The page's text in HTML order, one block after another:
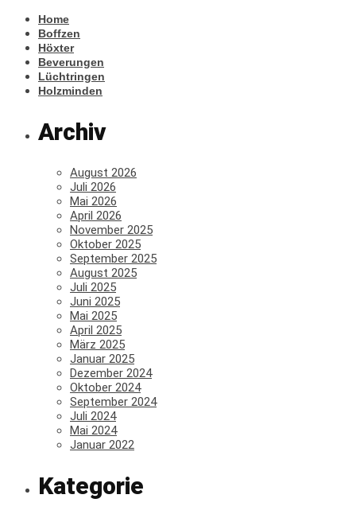
Home
Boffzen
Höxter
Beverungen
Lüchtringen
Holzminden
Archiv
August 2026
Juli 2026
Mai 2026
April 2026
November 2025
Oktober 2025
September 2025
August 2025
Juli 2025
Juni 2025
Mai 2025
April 2025
März 2025
Januar 2025
Dezember 2024
Oktober 2024
September 2024
Juli 2024
Mai 2024
Januar 2022
Kategorie